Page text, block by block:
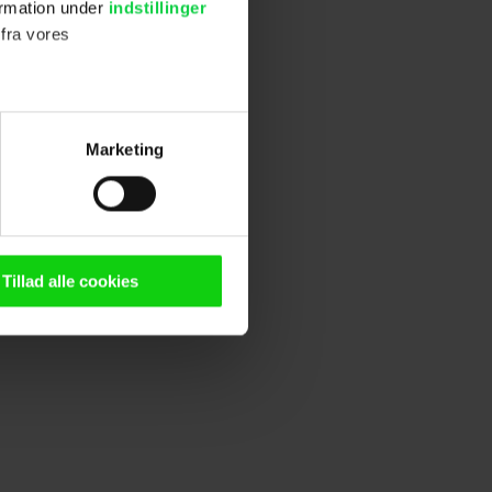
under indstillinger
vores
browser til statistik og
tilgår oplysninger på din
lave
Marketing
Tillad alle cookies